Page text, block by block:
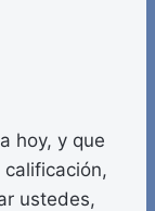
hoy, y que
ustedes,